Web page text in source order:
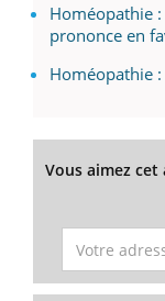
Homéopathie
prononce en
Homéopathie
Vous aimez